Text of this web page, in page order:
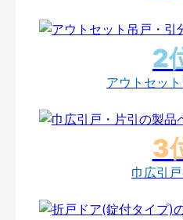
アウトセッ
巾広引